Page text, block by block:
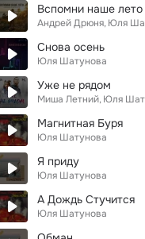
Вспомни наше лето
Андрей Дрюня Юля
Снова осень
Юля Шатунова
Уже не рядом
Миша Летний Юля
Магнитная Буря
Юля Шатунова
Я приду
Юля Шатунова
А Дождь Стучится
Юля Шатунова